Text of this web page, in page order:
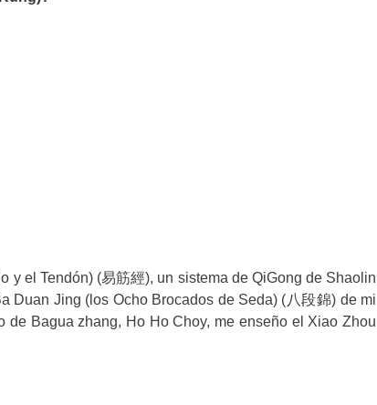
y el Tendón) (易筋經), un sistema de QiGong de Shaolin
Duan Jing (los Ocho Brocados de Seda) (八段錦) de mi
de Bagua zhang, Ho Ho Choy, me enseño el Xiao Zhou